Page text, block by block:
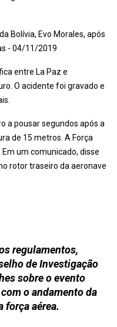
entre La Paz e
O acidente foi gravado e
a pousar segundos após a
de 15 metros. A Força
um comunicado, disse
rotor traseiro da aeronave
regulamentos,
de Investigação
sobre o evento
o andamento da
força aérea.